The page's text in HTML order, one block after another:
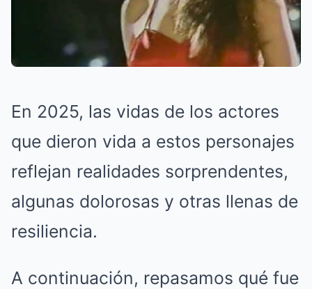
En 2025, las vidas de los actores
que dieron vida a estos personajes
reflejan realidades sorprendentes,
algunas dolorosas y otras llenas de
resiliencia.
A continuación, repasamos qué fue